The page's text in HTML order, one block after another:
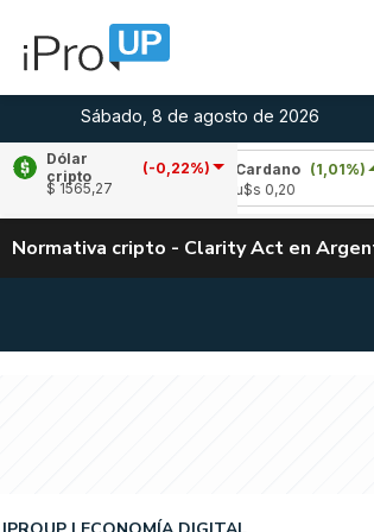
Sábado, 8 de agosto de 2026
Dólar
cripto
(-0,22%)
$ 1565,27
Cardano (1,01%)
Normativa cripto - Clarity Act en